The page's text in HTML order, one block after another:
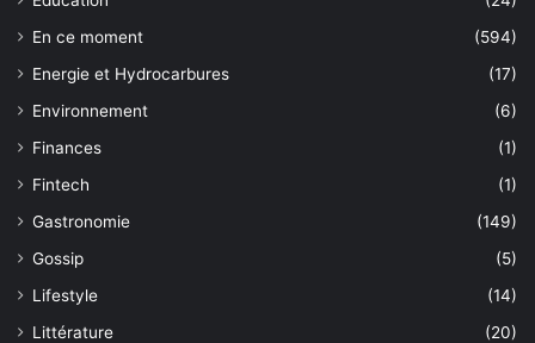
En ce moment
(594)
Energie et Hydrocarbures
(17)
Environnement
(6)
Finances
(1)
Fintech
(1)
Gastronomie
(149)
Gossip
(5)
Lifestyle
(14)
Littérature
(20)